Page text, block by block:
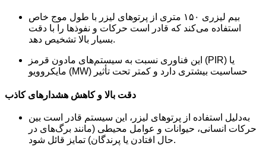
بیم لیزری ۱۵۰ متری از پرتوهای لیزر با طول موج خاص
استفاده می‌کند که قادر است حرکات و نفوذها را با دقت
بسیار بالا تشخیص دهد.
این فناوری نسبت به سیستم‌های مادون قرمز (PIR) یا
دقت بالا و کاهش هشدارهای کاذب
به‌دلیل استفاده از پرتوهای لیزر، این سیستم قادر است بین
حرکات انسانی، حیوانات و عوامل محیطی (مانند برگ‌های در
حال افتادن یا پرندگان) تمایز قائل شود.